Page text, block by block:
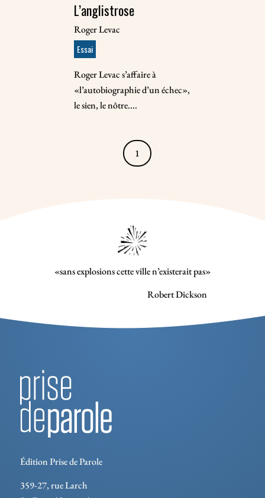
L’anglistrose
Roger Levac
Essai
Roger Levac s’affaire à
«l’autobiographie d’un échec»,
le sien, le nôtre....
1
«sans explosions cette ville n’existerait pas»
Robert Dickson
Édition Prise de Parole
359-27, rue Larch